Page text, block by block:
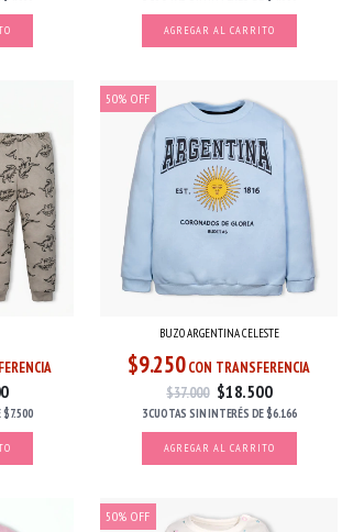
AGREGAR AL CARRITO
$7.500
50%OFF
BUZO ARGENTINA CELESTE
$9.250 CON TRANSFERENCIA
$37.000 $18.500
3 CUOTAS SIN INTERÉS DE$6.166
AGREGAR AL CARRITO
50%OFF